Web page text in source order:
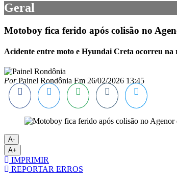
Geral
Motoboy fica ferido após colisão no
Acidente entre moto e Hyundai Creta ocorreu na
PorPainel Rondônia Em 26/02/2026 13:45
A-
A+
IMPRIMIR
REPORTAR ERROS